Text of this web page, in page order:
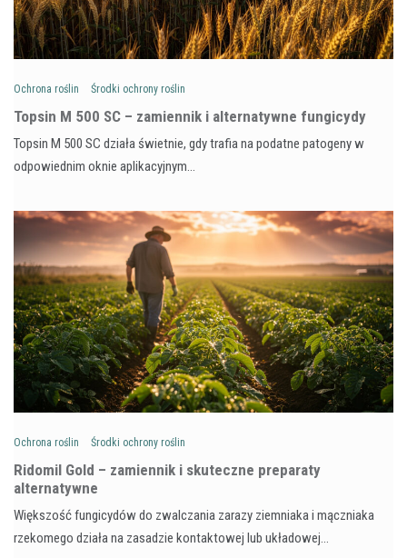
Ochrona roślin Środki ochrony roślin
Topsin M 500 SC – zamiennik i alternatywne fungicydy
Topsin M 500 SC działa świetnie, gdy trafia na podatne patogeny w
odpowiednim oknie aplikacyjnym…
Ochrona roślin Środki ochrony roślin
Ridomil Gold – zamiennik i skuteczne preparaty
alternatywne
Większość fungicydów do zwalczania zarazy ziemniaka i mączniaka
rzekomego działa na zasadzie kontaktowej lub układowej…